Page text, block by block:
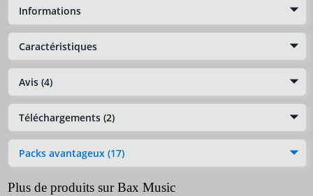
Informations
Caractéristiques
Avis (4)
Téléchargements (2)
Packs avantageux (17)
Plus de produits sur Bax Music